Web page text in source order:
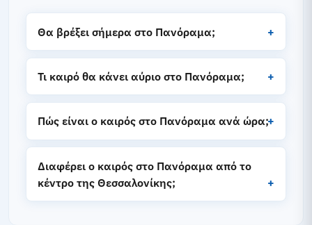
Θα βρέξει σήμερα στο Πανόραμα;
Τι καιρό θα κάνει αύριο στο Πανόραμα;
Πώς είναι ο καιρός στο Πανόραμα ανά ώρα;
Διαφέρει ο καιρός στο Πανόραμα από το
κέντρο της Θεσσαλονίκης;